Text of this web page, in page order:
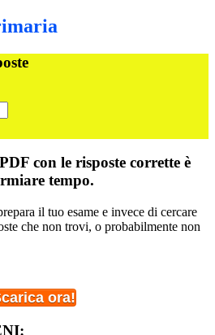
con le risposte corrette è
tempo.
il tuo esame e invece di cercare
che non trovi, o probabilmente non
ora!